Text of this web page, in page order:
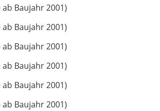
Baujahr 2001)
Baujahr 2001)
Baujahr 2001)
Baujahr 2001)
Baujahr 2001)
Baujahr 2001)